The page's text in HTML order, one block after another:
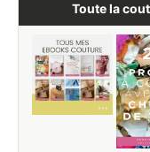
Toute la